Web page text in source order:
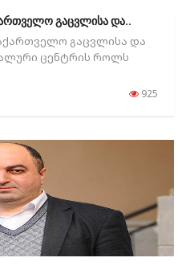
გაცვლისა და..
გაცვლისა და
ცენტრის როლს
925